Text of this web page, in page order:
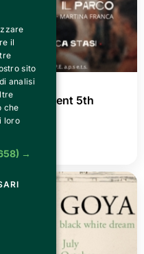
Puglia Event 5th
il
sito
analisi
che
loro
→